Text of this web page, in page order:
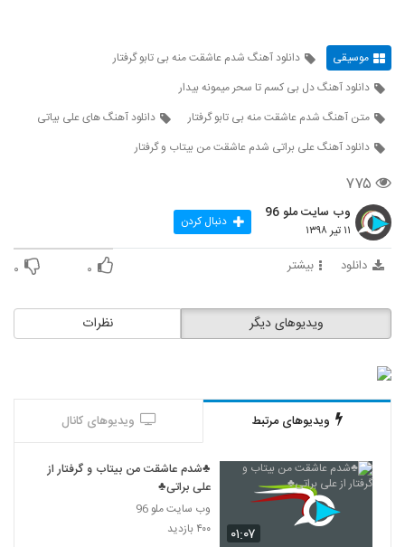
موسیقی
دانلود آهنگ شدم عاشقت منه بی تابو گرفتار
دانلود آهنگ دل بی کسم تا سحر میمونه بیدار
متن آهنگ شدم عاشقت منه بی تابو گرفتار
دانلود آهنگ های علی بیاتی
دانلود آهنگ علی براتی شدم عاشقت من بیتاب و گرفتار
۷۷۵
وب سایت ملو 96
۱۱ تیر ۱۳۹۸ دنبال کردن
دانلود بیشتر ۰ ۰
نظرات ویدیوهای دیگر
ویدیوهای مرتبط ویدیوهای کانال
۰۱:۰۷
♣شدم عاشقت من بیتاب و گرفتار از
علی براتی♣
وب سایت ملو 96
۴۰۰ بازدید